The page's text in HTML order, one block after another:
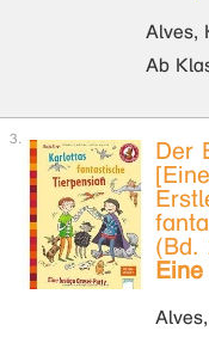
Alves,
Ab
Der
(Bd.